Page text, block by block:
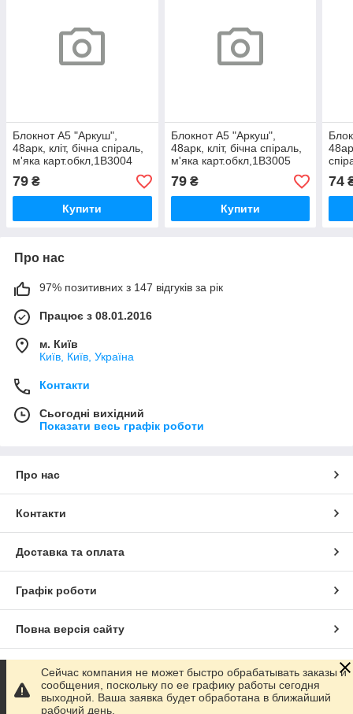
Блокнот А5 "Аркуш",
48арк, кліт, бічна спіраль,
м'яка карт.обкл,1В3004
Дівчинка з капібарою 1/20,
шт
79 ₴
Купити
Блокнот А5 "Аркуш",
48арк, кліт, бічна спіраль,
м'яка карт.обкл,1В3005
Абстракція Love and
peace 1/2, шт
79₴
Купити
шт
74
Про нас
97% позитивних з 147 відгуків за рік
Працює з 08.01.2016
м. Київ
Київ, Київ, Україна
Контакти
Сьогодні вихідний
Показати весь графік роботи
Про нас
Контакти
Доставка та оплата
Графік роботи
Повна версія сайту
Сайт створено на маркетплейсі Prom.ua
Політика конфіденційності
Сейчас компания не может быстро обрабатывать заказы и
сообщения, поскольку по ее графику работы сегодня
выходной. Ваша заявка будет обработана в ближайший
рабочий день.